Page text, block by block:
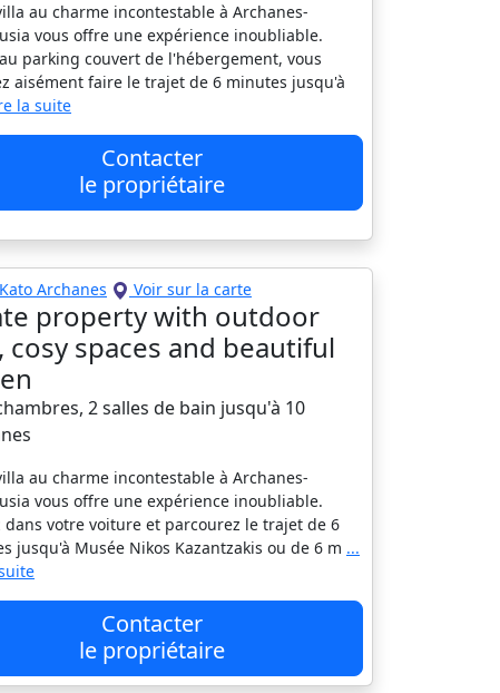
au charme incontestable à Archanes-
vous offre une expérience inoubliable.
parking couvert de l'hébergement, vous
aisément faire le trajet de 6 minutes jusqu'à
la suite
Contacter
le propriétaire
Kato Archanes Voir sur la carte
property with outdoor
cosy spaces and beautiful
2 salles de bain jusqu'à 10
au charme incontestable à Archanes-
vous offre une expérience inoubliable.
dans votre voiture et parcourez le trajet de 6
jusqu'à Musée Nikos Kazantzakis ou de 6 m ...
Contacter
le propriétaire